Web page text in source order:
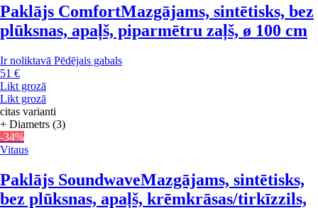
Paklājs ComfortMazgājams, sintētisks, bez
plūksnas, apaļš, piparmētru zaļš, ø 100 cm
Ir noliktavā Pēdējais gabals
51 €
Likt grozā
Likt grozā
citas varianti
+ Diametrs (3)
-34%
Vitaus
Paklājs SoundwaveMazgājams, sintētisks,
bez plūksnas, apaļš, krēmkrāsas/tirkīzzils,